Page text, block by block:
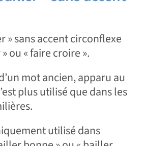
» sans accent circonflexe
ou « faire croire ».
mot ancien, apparu au
plus utilisé que dans les
utilisé dans